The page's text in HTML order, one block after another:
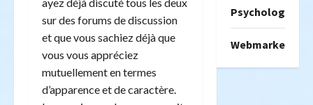
sur des forums de discussion
et que vous sachiez déjà que
vous vous appréciez
mutuellement en termes
d’apparence et de caractère.
Psychologie
Webmarketing